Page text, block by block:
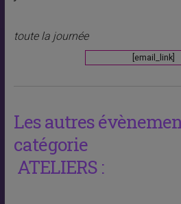
toute la journée
[email_link]
Les autres
catégorie
ATELIERS :